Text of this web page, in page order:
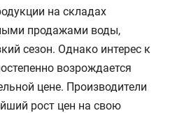
на складах
продажами воды,
сезон. Однако интерес к
возрождается
цене. Производители
рост цен на свою